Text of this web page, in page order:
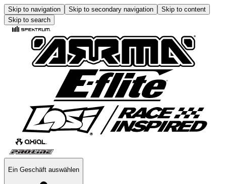
Skip to navigation Skip to secondary navigation
Skip to content
Skip to search
Ein Geschäft auswählen